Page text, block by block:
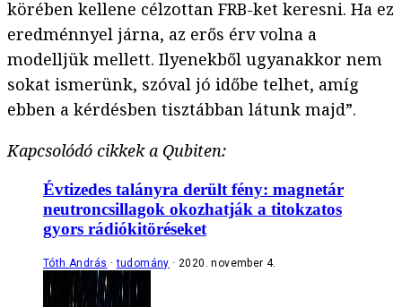
körében kellene célzottan FRB-ket keresni. Ha ez
eredménnyel járna, az erős érv volna a
modelljük mellett. Ilyenekből ugyanakkor nem
sokat ismerünk, szóval jó időbe telhet, amíg
ebben a kérdésben tisztábban látunk majd”.
Kapcsolódó cikkek a Qubiten:
Évtizedes talányra derült fény: magnetár
neutroncsillagok okozhatják a titokzatos
gyors rádiókitöréseket
Tóth András tudomány 2020. november 4.